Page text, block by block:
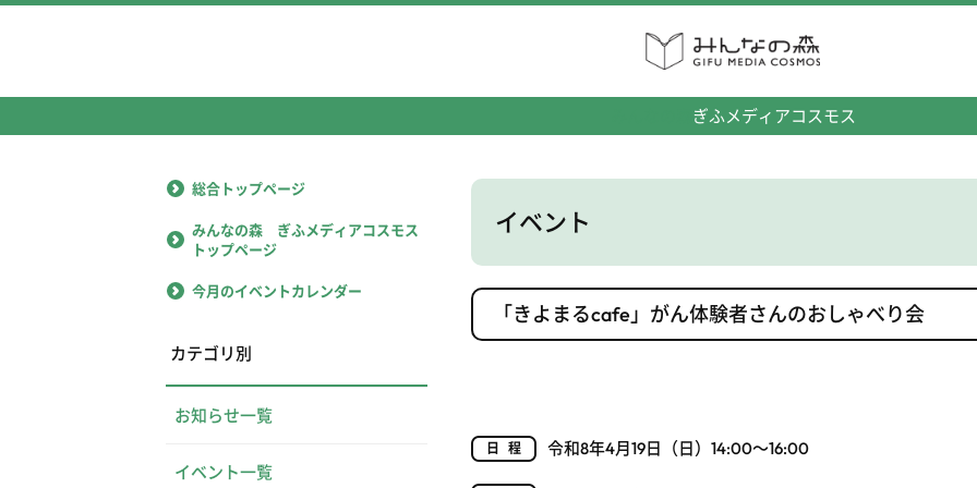
ぎふメディアコスモス
イベント
「きよまるcafe」がん体験者さんのおしゃべり会
日程 令和8年4月19日（日）14:00～16:00
総合トップページ
みんなの森 ぎふメディアコスモス
トップページ
今月のイベントカレンダー
カテゴリ別
お知らせ一覧
イベント一覧